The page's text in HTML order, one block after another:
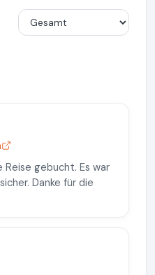
Reise gebucht. Es war
Danke für die